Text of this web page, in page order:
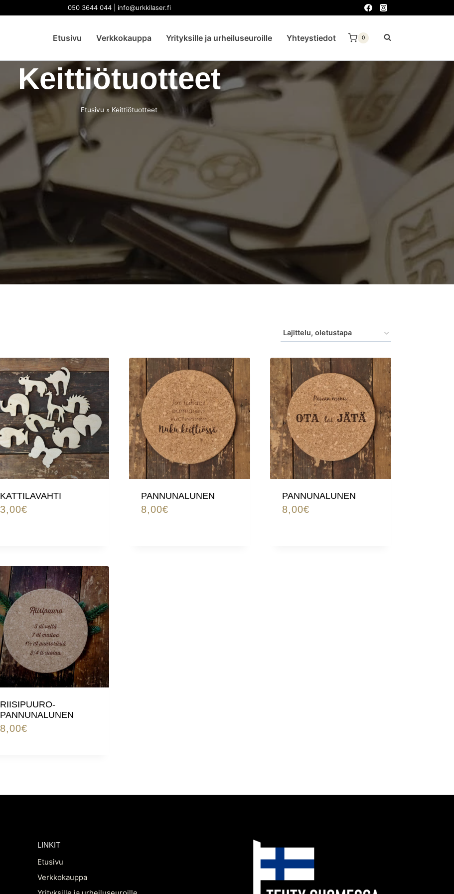
050 3644 044 | info@urkkilaser.fi
Etusivu Verkkokauppa Yrityksille ja urheiluseuroille Yhteystiedot 0
Keittiötuotteet
Etusivu » Keittiötuotteet
KATTILAVAHTI
3,00€
PANNUNALUNEN
8,00€
PANNUNALUNEN
8,00€
RIISIPUURO-
PANNUNALUNEN
8,00€
LINKIT
Etusivu
Verkkokauppa